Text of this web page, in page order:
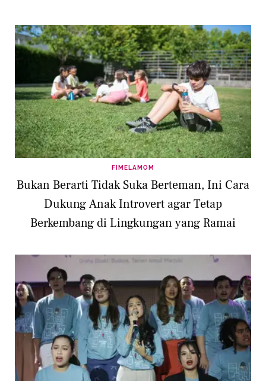
FIMELAMOM
Bukan Berarti Tidak Suka Berteman, Ini Cara
Dukung Anak Introvert agar Tetap
Berkembang di Lingkungan yang Ramai